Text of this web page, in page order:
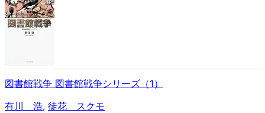
図書館戦争 図書館戦争シリーズ（1）
有川 浩, 徒花 スクモ